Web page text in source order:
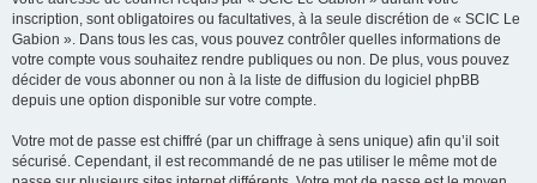
inscription, sont obligatoires ou facultatives, à la seule discrétion de « SCIC Le
Gabion ». Dans tous les cas, vous pouvez contrôler quelles informations de
votre compte vous souhaitez rendre publiques ou non. De plus, vous pouvez
décider de vous abonner ou non à la liste de diffusion du logiciel phpBB
depuis une option disponible sur votre compte.
Votre mot de passe est chiffré (par un chiffrage à sens unique) afin qu’il soit
sécurisé. Cependant, il est recommandé de ne pas utiliser le même mot de